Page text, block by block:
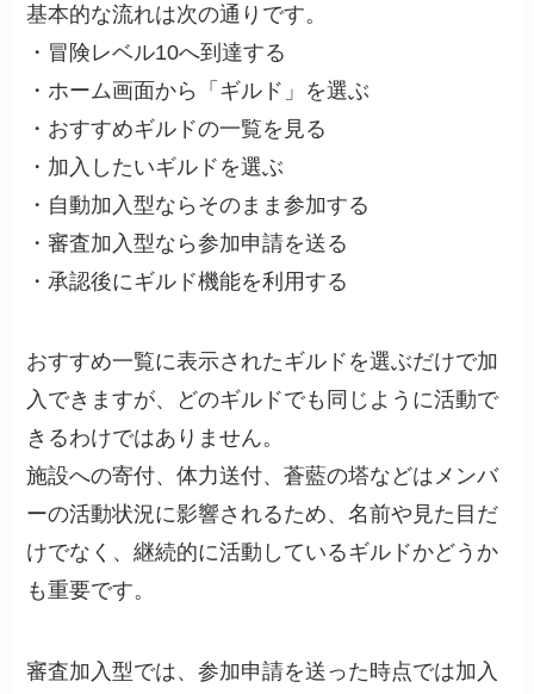
基本的な流れは次の通りです。
・冒険レベル10へ到達する
・ホーム画面から「ギルド」を選ぶ
・おすすめギルドの一覧を見る
・加入したいギルドを選ぶ
・自動加入型ならそのまま参加する
・審査加入型なら参加申請を送る
・承認後にギルド機能を利用する
おすすめ一覧に表示されたギルドを選ぶだけで加
入できますが、どのギルドでも同じように活動で
きるわけではありません。
施設への寄付、体力送付、蒼藍の塔などはメンバ
ーの活動状況に影響されるため、名前や見た目だ
けでなく、継続的に活動しているギルドかどうか
も重要です。
審査加入型では、参加申請を送った時点では加入